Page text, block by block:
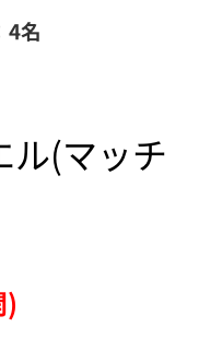
4名
ル(マッチ